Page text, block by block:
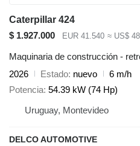
Caterpillar 424
$ 1.927.000
EUR 41.540 ≈ US$
Maquinaria de construcción -
2026
Estado nuevo
6 m/h
Potencia 54.39 kW (74 Hp)
Uruguay, Montevideo
DELCO AUTOMOTIVE